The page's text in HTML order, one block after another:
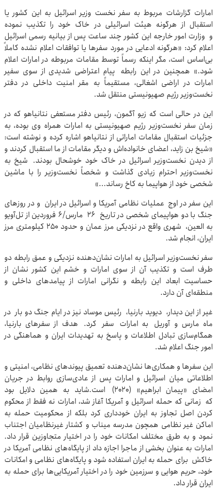
امارات گزارشات مربوط به سفر نخست وزیر اسرائیل به این کشور یا
استقبال از هرگونه هیئت اسرائیلی در خاک خود را تکذیب نموده
و وزارت امور خارجه این کشور چند ساعت پس از بیانیه رسمی اسرائیل
اعلام کرد: «هرگونه ادعایی در مورد سفرها یا توافقات اعلام نشده کاملاً
بی‌اساس است، مگر اینکه رسماً توسط مقامات مربوطه در امارات اعلام
شود.» همچنین در این رابطه پیام اعتراضی شدیدی از سوی سفیر
امارات در اراضی اشغالی، مستقیماً به مقر امنیت داخلی در دفتر
نخست‌وزیر رژیم صهیونیستی منتقل شد.
این در حالی است که زیو آگمون، رئیس دفتر مستعفی نتانیاهو که در
زمان سفر نخست‌وزیر رژیم صهیونیستی به امارات همراه وی بوده، به
جزئیات استقبال مقامات اماراتی از نتانیاهو اشاره کرده و نوشته است:
«شیخ بن زاید، اعضای خانواده‌اش و دیگر مقامات از ما استقبال کردند و
از دیدن نخست‌وزیر اسرائیل در خاک خود خوشحال بودند. شیخ به
نخست‌وزیر احترام زیادی گذاشت و شخصاً نخست‌وزیر را با ماشین
شخصی خود از هواپیما به کاخ رساند...»
این سفر در اوج عملیات نظامی آمریکا و اسرائیل در ایران و در روزهای
جنگ با دو هواپیمای شخصی در تاریخ ۲۶ مارس/۶ فروردین از تل‌آویو
به العین، شهری واقع در نزدیکی مرز عمان و حدود ۲۵۰ کیلومتری مرز
ایران، انجام شد.
سفر نخست‌وزیر اسرائیل به امارات نشان‌دهنده نزدیکی و عمق رابطه دو
طرف است و تکذیب آن از سوی امارات و خشم این کشور نشان از
حساسیت ابعاد این رابطه و نگرانی امارات از پیامدهای داخلی و
منطقه‌ای آن دارد.
غیر از این دیدار، دیوید بارنیا، رئیس موساد نیز در ایام جنگ دو بار در
ماه مارس و آوریل به امارات سفر کرد. هدف از سفرهای بارنیا،
همگام‌سازی تبادل اطلاعات و پاسخ به تهدیدات ایران و هماهنگی در
امور جنگ اعلام شد.
این سفرها و همکاری‌ها نشان‌دهنده تعمیق پیوندهای نظامی، امنیتی و
اطلاعاتی میان اسرائیل و امارات پس از عادی‌سازی روابط در جریان
امضای «پیمان ابراهیم» (۲۰۲۰) است.شاید به همین دلایل بود
که زمانی که حمله اسرائیل و آمریکا آغاز شد، امارات نه فقط از محکوم
کردن اصل تجاوز به ایران خودداری کرد بلکه از محکومیت حمله به
اماکن غیر نظامی همچون مدرسه میناب و کشتار غیرنظامیان اجتناب
نمود و به طرق مختلف امکانات خود را در اختیار متجاوزین قرار داد.
امارات به عنوان بخشی از ماجرا اجازه داد از پایگاه‌های نظامی آمریکا در
خاکش ‌ برای حمله به ایران استفاده شود و پایگاه‌های نظامی و امکانات
خود، حریم هوایی و سرزمین خود را در اختیار آمریکایی‌ها برای حمله به
ایران قرار داد.‌